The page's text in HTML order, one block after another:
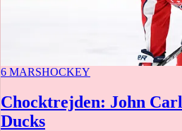
6 MARSHOCKEY
Chocktrejden: John
Ducks